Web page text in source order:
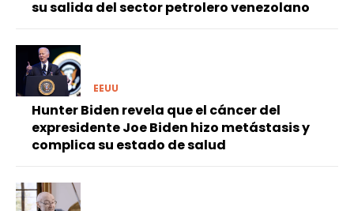
su salida del sector petrolero venezolano
EEUU
Hunter Biden revela que el cáncer del
expresidente Joe Biden hizo metástasis y
complica su estado de salud